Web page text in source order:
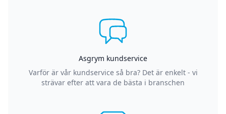
Asgrym kundservice
Varför är vår kundservice så bra? Det är enkelt - vi
strävar efter att vara de bästa i branschen